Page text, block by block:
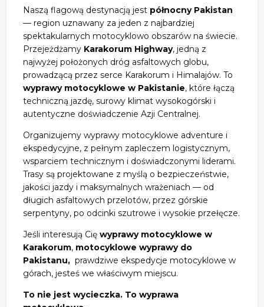
Naszą flagową destynacją jest północny Pakistan
— region uznawany za jeden z najbardziej
spektakularnych motocyklowo obszarów na świecie.
Przejeżdżamy Karakorum Highway, jedną z
najwyżej położonych dróg asfaltowych globu,
prowadzącą przez serce Karakorum i Himalajów. To
wyprawy motocyklowe w Pakistanie, które łączą
techniczną jazdę, surowy klimat wysokogórski i
autentyczne doświadczenie Azji Centralnej.
Organizujemy wyprawy motocyklowe adventure i
ekspedycyjne, z pełnym zapleczem logistycznym,
wsparciem technicznym i doświadczonymi liderami.
Trasy są projektowane z myślą o bezpieczeństwie,
jakości jazdy i maksymalnych wrażeniach — od
długich asfaltowych przelotów, przez górskie
serpentyny, po odcinki szutrowe i wysokie przełęcze.
Jeśli interesują Cię wyprawy motocyklowe w
Karakorum, motocyklowe wyprawy do
Pakistanu, prawdziwe ekspedycje motocyklowe w
górach, jesteś we właściwym miejscu.
To nie jest wycieczka. To wyprawa